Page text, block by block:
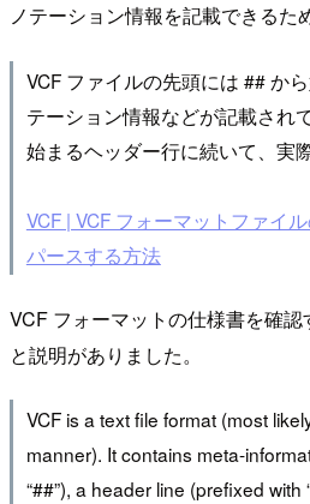
ノテーション情報を記載できるた
VCF ファイルの先頭には ## か
テーション情報などが記載され
始まるヘッダー行に続いて、実
VCF | VCF フォーマットファイ
パースする方法
VCF フォーマットの仕様書を確認
と説明がありました。
VCF is a text file format (most
manner). It contains meta-
“##”), a header line (prefixed with